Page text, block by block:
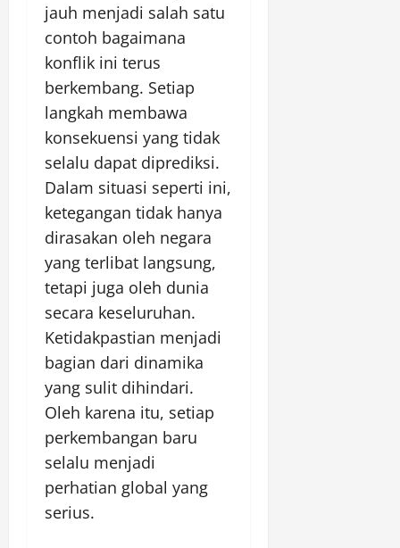
jauh menjadi salah satu
contoh bagaimana
konflik ini terus
berkembang. Setiap
langkah membawa
konsekuensi yang tidak
selalu dapat diprediksi.
Dalam situasi seperti ini,
ketegangan tidak hanya
dirasakan oleh negara
yang terlibat langsung,
tetapi juga oleh dunia
secara keseluruhan.
Ketidakpastian menjadi
bagian dari dinamika
yang sulit dihindari.
Oleh karena itu, setiap
perkembangan baru
selalu menjadi
perhatian global yang
serius.